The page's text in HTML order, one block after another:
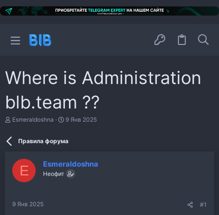
Where is Administration
blb.team ??
А
е
м
ы
Esmeraldoshna
Д
а
ч
а
9 Янв 2025
Правила форума
E Esmeraldoshna
Неофит
9 Янв 2025 #1